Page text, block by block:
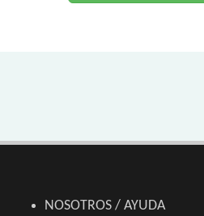
NOSOTROS / AYUDA